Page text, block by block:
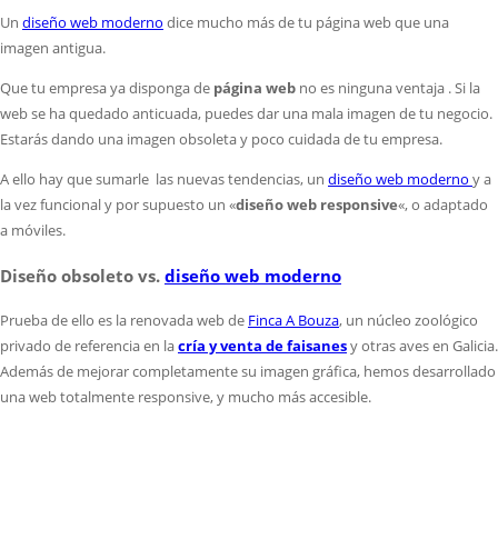
Un diseño web moderno dice mucho más de tu página web que una
imagen antigua.
Que tu empresa ya disponga de página web no es ninguna ventaja . Si la
web se ha quedado anticuada, puedes dar una mala imagen de tu negocio.
Estarás dando una imagen obsoleta y poco cuidada de tu empresa.
A ello hay que sumarle las nuevas tendencias, un diseño web moderno y a
la vez funcional y por supuesto un «diseño web responsive«, o adaptado
a móviles.
Diseño obsoleto vs. diseño web moderno
Prueba de ello es la renovada web de Finca A Bouza, un núcleo zoológico
privado de referencia en lacría y venta de faisanesy otras aves en Galicia.
Además de mejorar completamente su imagen gráfica, hemos desarrollado
una web totalmente responsive, y mucho más accesible.